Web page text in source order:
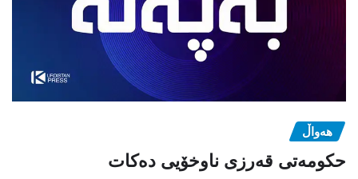
هەواڵ
حکومەتی قەرزی ناوخۆیی دەکات